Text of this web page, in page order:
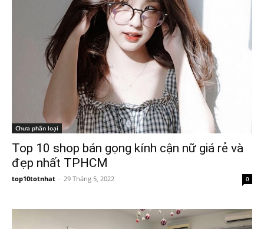
Chưa phân loại
Top 10 shop bán gọng kính cận nữ giá rẻ và
đẹp nhất TPHCM
top10totnhat - 29 Tháng 5, 2022 0